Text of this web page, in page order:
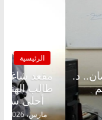
زينة رمضان.. د.
انتظار حلم